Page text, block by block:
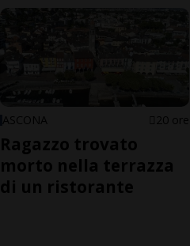
ASCONA 20 ore
Ragazzo trovato
morto nella terrazza
di un ristorante